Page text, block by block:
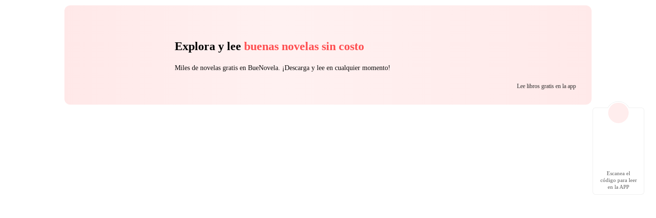
Explora y lee buenas novelas sin costo
Miles de novelas gratis en BueNovela. ¡Descarga y lee en cualquier momento!
Lee libros gratis en la app
Escanea el
código para leer
en la APP